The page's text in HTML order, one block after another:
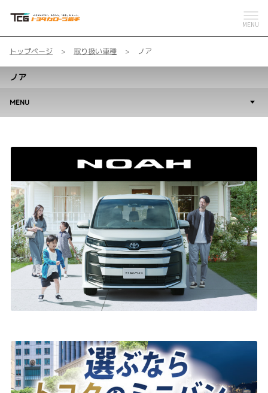
MENU
トップページ 取り扱い車種 ノア
ノア
MENU